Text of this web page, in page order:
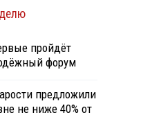
пройдёт
форум
предложили
не ниже 40% от